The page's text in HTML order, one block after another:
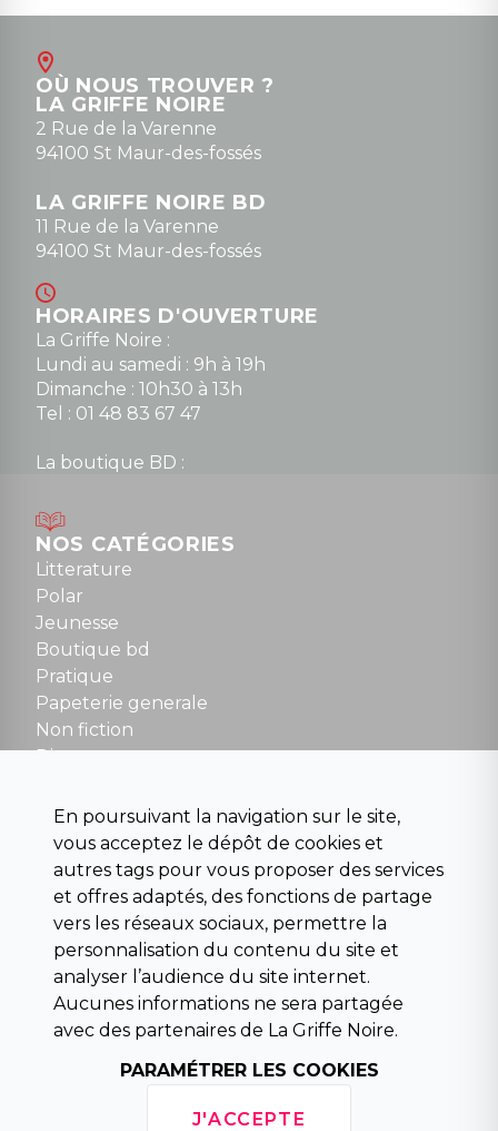
Août
contact@la-griffe-noire.com
0148836747
OÙ NOUS TROUVER ?
LA GRIFFE NOIRE
2 Rue de la Varenne
94100 St Maur-des-fossés
LA GRIFFE NOIRE BD
11 Rue de la Varenne
94100 St Maur-des-fossés
HORAIRES D'OUVERTURE
La Griffe Noire :
Lundi au samedi : 9h à 19h
Dimanche : 10h30 à 13h
Tel : 01 48 83 67 47
La boutique BD :
Mardi au samedi : 10h à 13h / 14h à 19h
Dimanche : 10h30 à 12h30
Tel : 01 48 89 13 88
NOUS CONTACTER
contact@la-griffe-noire.com
NOS CATÉGORIES
Litterature
Polar
Jeunesse
Boutique bd
Pratique
Papeterie generale
Non fiction
Divers
Beaux livres et art
Para scolaire
Histoire
Pochoteque
Pleiade
INFORMATIONS
Droit de rétractation
Conditions générales de vente
Horaires d'ouverture
En poursuivant la navigation sur le site,
vous acceptez le dépôt de cookies et
autres tags pour vous proposer des services
et offres adaptés, des fonctions de partage
vers les réseaux sociaux, permettre la
personnalisation du contenu du site et
analyser l’audience du site internet.
Aucunes informations ne sera partagée
avec des partenaires de La Griffe Noire.
PARAMÉTRER LES COOKIES
J'ACCEPTE